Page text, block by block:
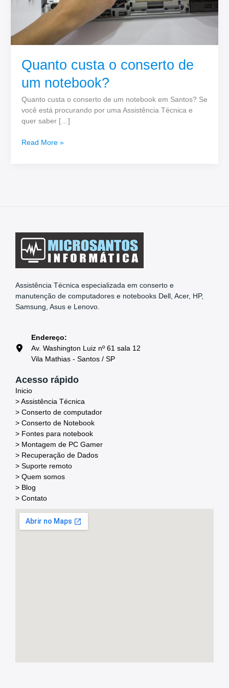
Quanto custa o conserto de
um notebook?
Quanto custa o conserto de um notebook em Santos? Se
você está procurando por uma Assistência Técnica e
quer saber […]
Read More »
Assistência Técnica especializada em conserto e
manutenção de computadores e notebooks Dell, Acer, HP,
Samsung, Asus e Lenovo.
Endereço:
Av. Washington Luiz nº 61 sala 12
Vila Mathias - Santos / SP
Acesso rápido
Inicio
> Assistência Técnica
> Conserto de computador
> Conserto de Notebook
> Fontes para notebook
> Montagem de PC Gamer
> Recuperação de Dados
> Suporte remoto
> Quem somos
> Blog
> Contato